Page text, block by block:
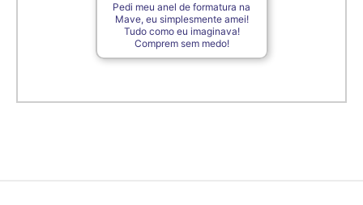
Pedi meu anel de formatura na
Mave, eu simplesmente amei!
Tudo como eu imaginava!
Comprem sem medo!